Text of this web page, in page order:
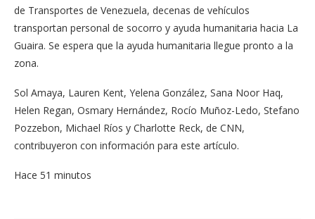
de Transportes de Venezuela, decenas de vehículos
transportan personal de socorro y ayuda humanitaria hacia La
Guaira. Se espera que la ayuda humanitaria llegue pronto a la
zona.
Sol Amaya, Lauren Kent, Yelena González, Sana Noor Haq,
Helen Regan, Osmary Hernández, Rocío Muñoz-Ledo, Stefano
Pozzebon, Michael Ríos y Charlotte Reck, de CNN,
contribuyeron con información para este artículo.
Hace 51 minutos